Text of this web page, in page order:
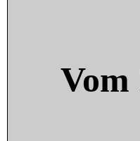
Vom